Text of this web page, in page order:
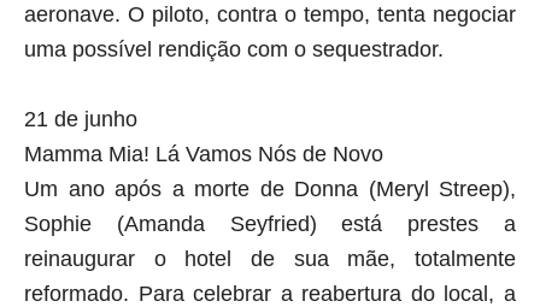
aeronave. O piloto, contra o tempo, tenta negociar
uma possível rendição com o sequestrador.
21 de junho
Mamma Mia! Lá Vamos Nós de Novo
Um ano após a morte de Donna (Meryl Streep),
Sophie (Amanda Seyfried) está prestes a
reinaugurar o hotel de sua mãe, totalmente
reformado. Para celebrar a reabertura do local, a